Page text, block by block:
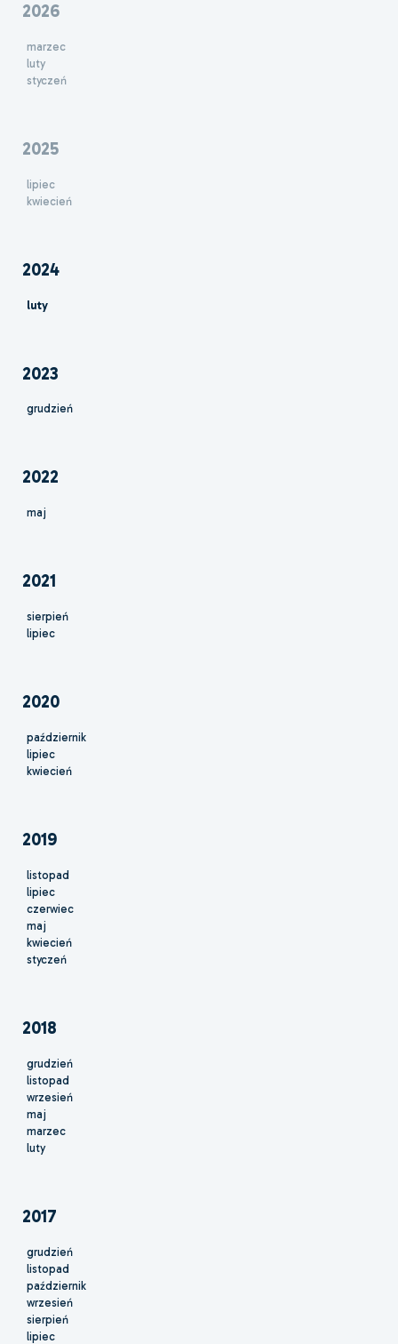
2026
marzec
luty
styczeń
2025
lipiec
kwiecień
2024
luty
2023
grudzień
2022
maj
2021
sierpień
lipiec
2020
październik
lipiec
kwiecień
2019
listopad
lipiec
czerwiec
maj
kwiecień
styczeń
2018
grudzień
listopad
wrzesień
maj
marzec
luty
2017
grudzień
listopad
październik
wrzesień
sierpień
lipiec